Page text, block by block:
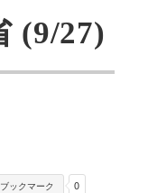
(9/27)
0
ブックマーク